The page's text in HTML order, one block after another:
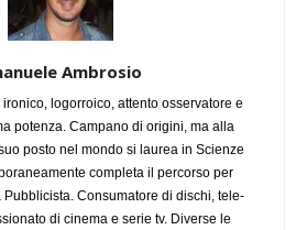
Ambrosio
logorroico, attento osservatore e
potenza. Campano di origini, ma alla
posto nel mondo si laurea in Scienze
completa il percorso per
Consumatore di dischi, tele-
di cinema e serie tv. Diverse le